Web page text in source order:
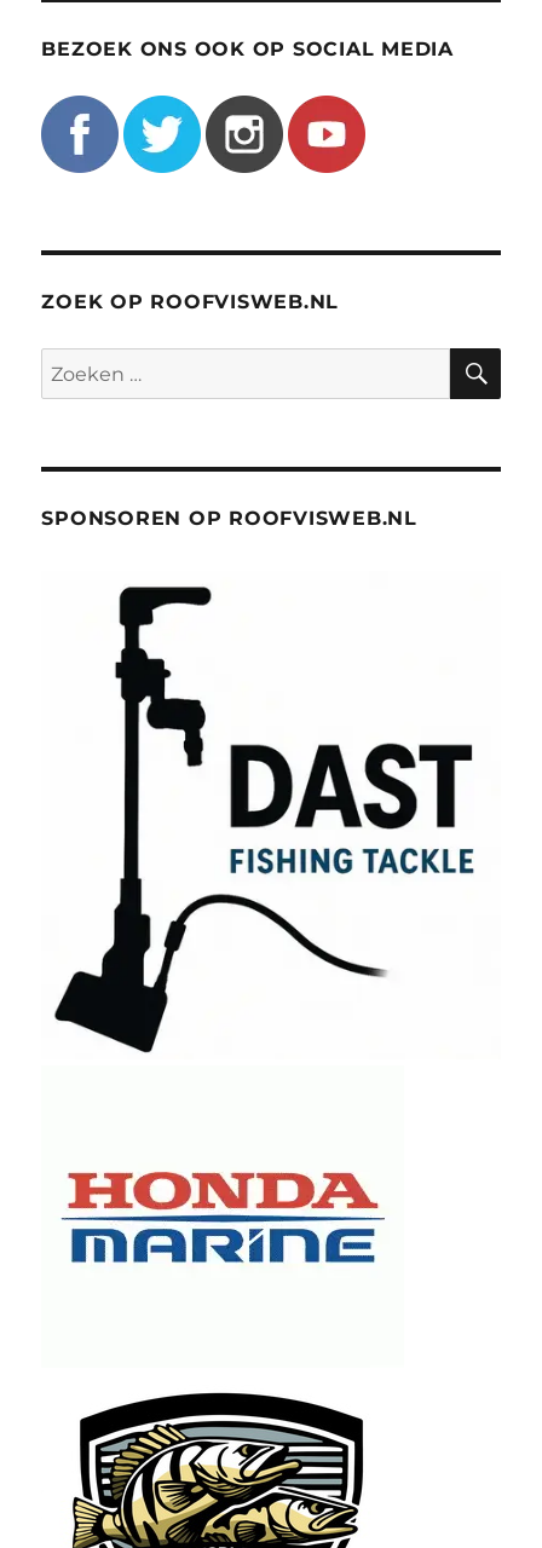
BEZOEK ONS OOK OP SOCIAL MEDIA
ZOEK OP ROOFVISWEB.NL
Zoeken
naar:
SPONSOREN OP ROOFVISWEB.NL